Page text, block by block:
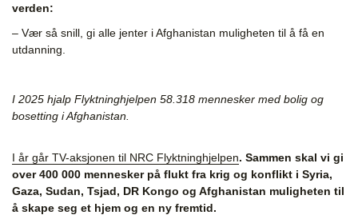
verden:
– Vær så snill, gi alle jenter i Afghanistan muligheten til å få en
utdanning.
I 2025 hjalp Flyktninghjelpen 58.318 mennesker med bolig og
bosetting i Afghanistan.
I år går TV-aksjonen til NRC Flyktninghjelpen. Sammen skal vi gi
over 400 000 mennesker på flukt fra krig og konflikt i Syria,
Gaza, Sudan, Tsjad, DR Kongo og Afghanistan muligheten til
å skape seg et hjem og en ny fremtid.